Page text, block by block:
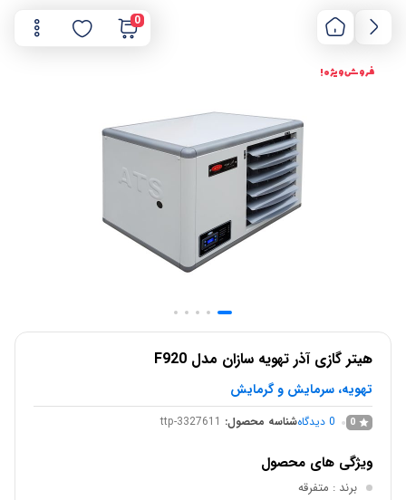
0
فروش ویژه !
هیتر گازی آذر تهویه سازان مدل F920
تهویه، سرمایش و گرمایش
0
0 دیدگاهشناسه محصول: ttp-3327611
ویژگی های محصول
برند : متفرقه